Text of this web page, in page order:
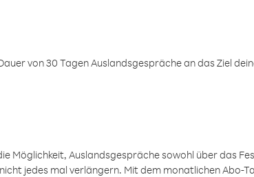
von 30 Tagen Auslandsgespräche an das Ziel
Möglichkeit, Auslandsgespräche sowohl über das
jedes mal verlängern. Mit dem monatlichen Abo-